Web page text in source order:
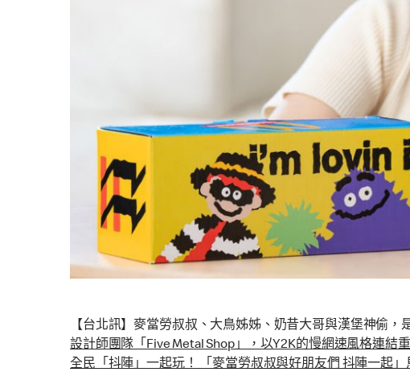
【台北訊】麥當勞叔叔、大鳥姊姊、奶昔大哥與漢堡神偷
設計師團隊「Five Metal Shop」，以Y2K的慢網速風格連
全民「抖陣」一起玩！ 「麥當勞叔叔與好朋友們 抖陣一起